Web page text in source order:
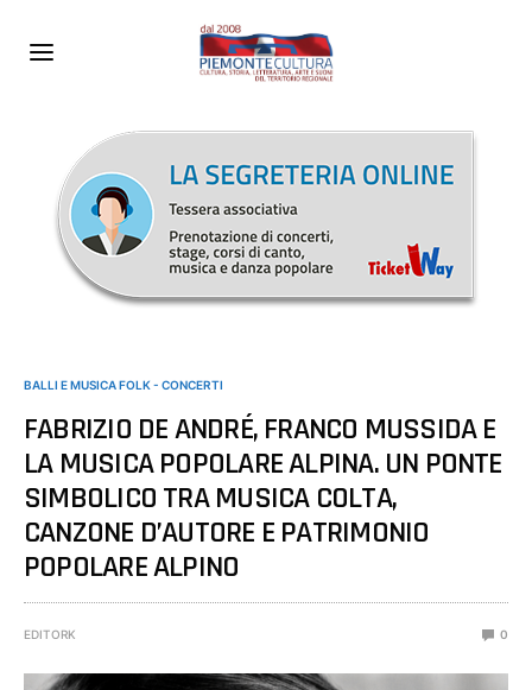
BALLI E MUSICA FOLK - CONCERTI
FABRIZIO DE ANDRÉ, FRANCO MUSSIDA E
LA MUSICA POPOLARE ALPINA. UN PONTE
SIMBOLICO TRA MUSICA COLTA,
CANZONE D’AUTORE E PATRIMONIO
POPOLARE ALPINO
EDITORK 0